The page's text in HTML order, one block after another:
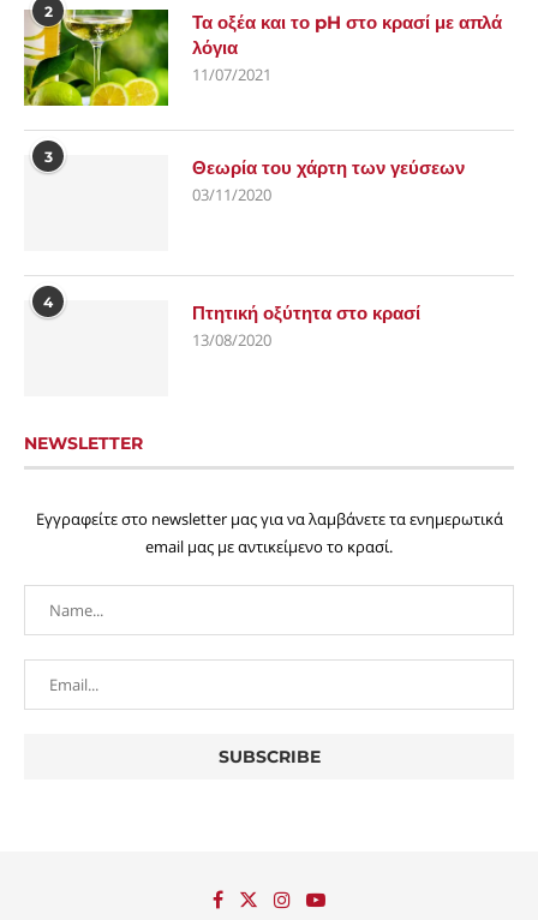
2
Τα οξέα και το pH στο κρασί με απλά
λόγια
11/07/2021
3 Θεωρία του χάρτη των γεύσεων
03/11/2020
4 Πτητική οξύτητα στο κρασί
13/08/2020
NEWSLETTER
Εγγραφείτε στο newsletter μας για να λαμβάνετε τα ενημερωτικά
email μας με αντικείμενο το κρασί.